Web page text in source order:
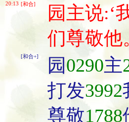
20:13 [和合]
园主说:‘
们尊敬他
[和合+] 园0290主
打发3992
尊敬1788